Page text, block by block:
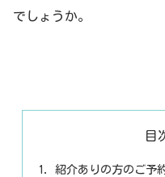
でしょうか。
目
紹介ありの方のご予